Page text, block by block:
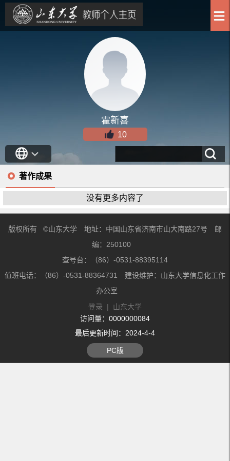
霍新喜
10
著作成果
没有更多内容了
版权所有 ©山东大学 地址：中国山东省济南市山大南路27号 邮
编：250100
查号台：（86）-0531-88395114
值班电话：（86）-0531-88364731 建设维护：山东大学信息化工作
办公室
登录 | 山东大学
访问量： 0000000084
最后更新时间： 2024-4-4
PC版